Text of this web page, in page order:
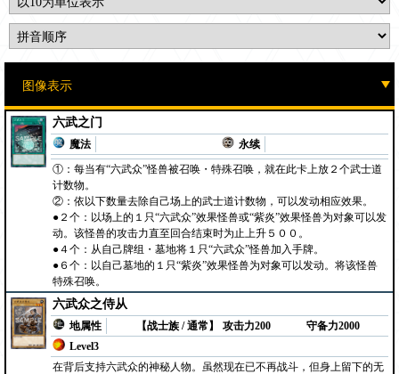
六武之门
魔法
永续
①：每当有“六武众”怪兽被召唤・特殊召唤，就在此卡上放２个武士道
计数物。
②：依以下数量去除自己场上的武士道计数物，可以发动相应效果。
●２个：以场上的１只“六武众”效果怪兽或“紫炎”效果怪兽为对象可以发
动。该怪兽的攻击力直至回合结束时为止上升５００。
●４个：从自己牌组・墓地将１只“六武众”怪兽加入手牌。
●６个：以自己墓地的１只“紫炎”效果怪兽为对象可以发动。将该怪兽
特殊召唤。
六武众之侍从
地属性
【战士族 / 通常】
Level3
攻击力200 守备力2000
在背后支持六武众的神秘人物。虽然现在已不再战斗，但身上留下的无